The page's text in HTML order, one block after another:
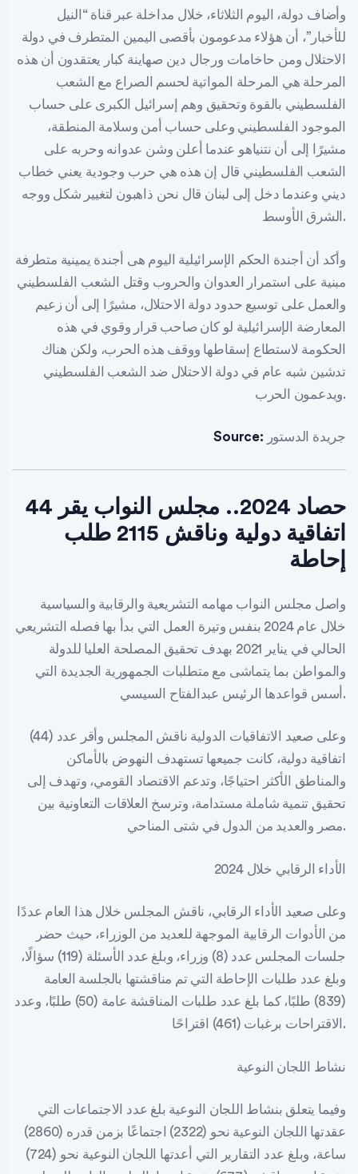
وأضاف دولة، اليوم الثلاثاء، خلال مداخلة عبر قناة “النيل
للأخبار”، أن هؤلاء مدعومون بأقصى اليمين المتطرف في دولة
الاحتلال ومن حاخامات ورجال دين صهاينة كبار يعتقدون أن هذه
المرحلة هي المرحلة المواتية لحسم الصراع مع الشعب
الفلسطيني بالقوة وتحقيق وهم إسرائيل الكبرى على حساب
الموجود الفلسطيني وعلى حساب أمن وسلامة المنطقة،
مشيرًا إلى أن نتنياهو عندما أعلن وشن عدوانه وحربه على
الشعب الفلسطيني قال إن هذه هي حرب وجودية يعني خطاب
ديني وعندما دخل إلى لبنان قال نحن ذاهبون لتغيير شكل ووجه
الشرق الأوسط.
وأكد أن أجندة الحكم الإسرائيلية اليوم هى أجندة يمينية متطرفة
مبنية على استمرار العدوان والحروب وقتل الشعب الفلسطيني
والعمل على توسيع حدود دولة الاحتلال، مشيرًا إلى أن زعيم
المعارضة الإسرائيلية لو كان صاحب قرار وقوي في هذه
الحكومة لاستطاع إسقاطها ووقف هذه الحرب، ولكن هناك
تدشين شبه عام في دولة الاحتلال ضد الشعب الفلسطيني
ويدعمون الحرب.
Source: جريدة الدستور
حصاد 2024.. مجلس النواب يقر 44
اتفاقية دولية وناقش 2115 طلب
إحاطة
واصل مجلس النواب مهامه التشريعية والرقابية والسياسية
خلال عام 2024 بنفس وتيرة العمل التي بدأ بها فصله التشريعي
الحالي في يناير 2021 بهدف تحقيق المصلحة العليا للدولة
والمواطن بما يتماشى مع متطلبات الجمهورية الجديدة التي
أسس قواعدها الرئيس عبدالفتاح السيسي.
وعلى صعيد الاتفاقيات الدولية ناقش المجلس وأقر عدد (44)
اتفاقية دولية، كانت جميعها تستهدف النهوض بالأماكن
والمناطق الأكثر احتياجًا، وتدعم الاقتصاد القومي، وتهدف إلى
تحقيق تنمية شاملة مستدامة، وترسخ العلاقات التعاونية بين
مصر والعديد من الدول في شتى المناحي.
الأداء الرقابي خلال 2024
وعلى صعيد الأداء الرقابي، ناقش المجلس خلال هذا العام عددًا
من الأدوات الرقابية الموجهة للعديد من الوزراء، حيث حضر
جلسات المجلس عدد (8) وزراء، وبلغ عدد الأسئلة (119) سؤالًا،
وبلغ عدد طلبات الإحاطة التي تم مناقشتها بالجلسة العامة
(839) طلبًا، كما بلغ عدد طلبات المناقشة عامة (50) طلبًا، وعدد
الاقتراحات برغبات (461) اقتراحًا.
نشاط اللجان النوعية
وفيما يتعلق بنشاط اللجان النوعية بلغ عدد الاجتماعات التي
عقدتها اللجان النوعية نحو (2322) اجتماعًا بزمن قدره (2860)
ساعة، وبلغ عدد التقارير التي أعدتها اللجان النوعية نحو (724)